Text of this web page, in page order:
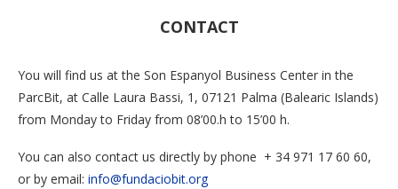
CONTACT
You will find us at the Son Espanyol Business Center in the
ParcBit, at Calle Laura Bassi, 1, 07121 Palma (Balearic Islands)
from Monday to Friday from 08’00.h to 15’00 h.
You can also contact us directly by phone + 34 971 17 60 60,
or by email: info@fundaciobit.org